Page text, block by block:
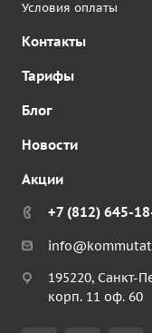
Условия оплаты
Контакты
Тарифы
Блог
Новости
Акции
+7 (812) 645-
195220, Санкт-
корп. 11 оф. 60